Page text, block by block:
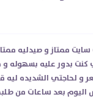
ممتاز و صيدليه ممتازه
بدور عليه بسهوله و
و لحاجتي الشديده ليه
بعد ساعات من طلبي